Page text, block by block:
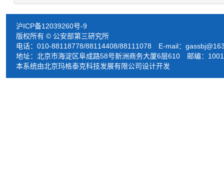
沪ICP备12039260号-9
版权所有 © 公安部第三研究所
电话：010-88118778/88114408/88111078 E-mail：
地址：北京市海淀区阜成路58号新洲商务大厦6层610 邮编：
本系统由北京玛格泰克科技发展有限公司设计开发